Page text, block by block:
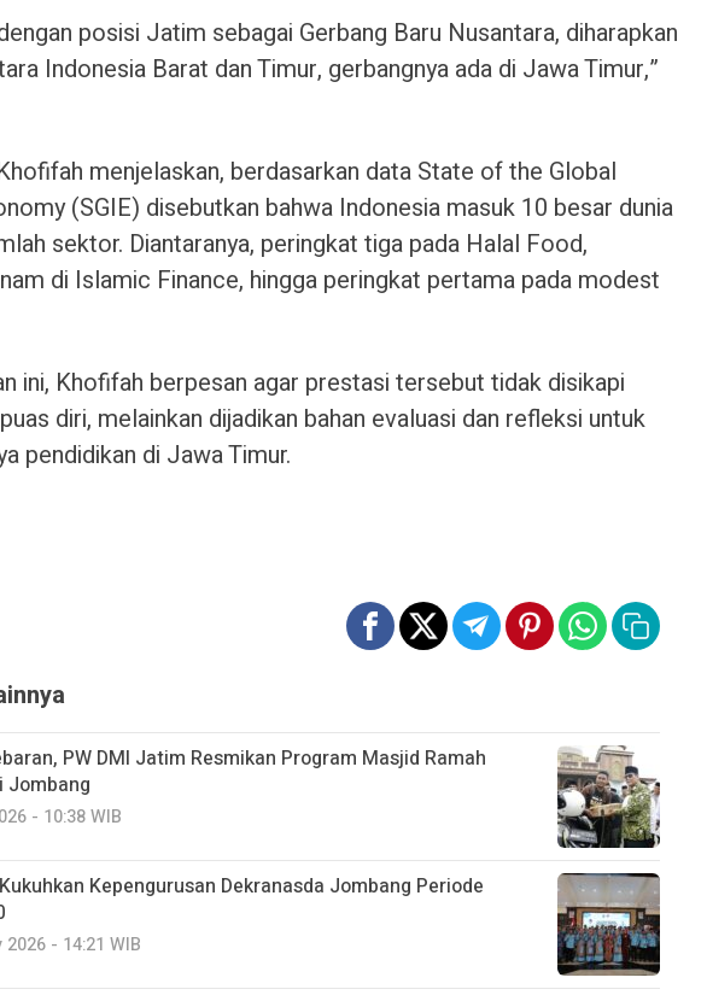
posisi Jatim sebagai Gerbang Baru Nusantara, diharapkan
Indonesia Barat dan Timur, gerbangnya ada di Jawa Timur,”
menjelaskan, berdasarkan data State of the Global
(SGIE) disebutkan bahwa Indonesia masuk 10 besar dunia
sektor. Diantaranya, peringkat tiga pada Halal Food,
di Islamic Finance, hingga peringkat pertama pada modest
ini, Khofifah berpesan agar prestasi tersebut tidak disikapi
diri, melainkan dijadikan bahan evaluasi dan refleksi untuk
pendidikan di Jawa Timur.
PW DMI Jatim Resmikan Program Masjid Ramah
Jombang
- 10:38 WIB
Kepengurusan Dekranasda Jombang Periode
- 14:21 WIB